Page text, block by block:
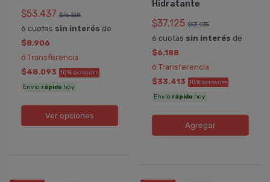
$53.437 $76.338
6 cuotas sin interés de
$8.906
ó Transferencia
$48.093 10% EXTRA OFF
Envío rápido hoy
Ver opciones
Hidratante
$37.125 $53.035
6 cuotas sin interés de
$6.188
ó Transferencia
$33.413 10% EXTRA OFF
Envío rápido hoy
Agregar